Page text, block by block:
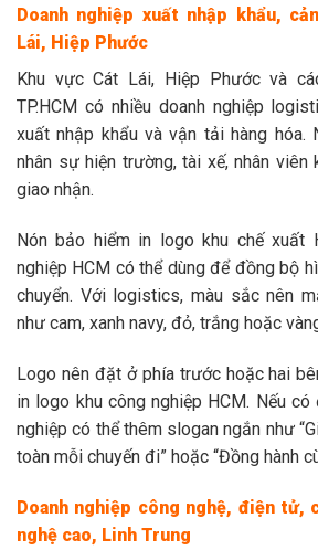
Doanh nghiệp xuất nhập khẩu,
Lái, Hiệp Phước
Khu vực Cát Lái, Hiệp Phước và
TP.HCM có nhiều doanh nghiệp
xuất nhập khẩu và vận tải hàng hóa.
nhân sự hiện trường, tài xế, nhân
giao nhận.
Nón bảo hiểm in logo khu chế xuất
nghiệp HCM có thể dùng để đồng bộ
chuyển. Với logistics, màu sắc nên
như cam, xanh navy, đỏ, trắng hoặc
Logo nên đặt ở phía trước hoặc hai
in logo khu công nghiệp HCM. Nếu
nghiệp có thể thêm slogan ngắn như
toàn mỗi chuyến đi” hoặc “Đồng hành
Doanh nghiệp công nghệ, điện tử,
nghệ cao, Linh Trung